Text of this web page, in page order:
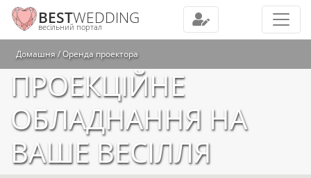
BESTWEDDING
весільний портал
Домашня Оренда проектора
ПРОЕКЦІЙНЕ
ОБЛАДНАННЯ НА
ВАШЕ ВЕСІЛЛЯ